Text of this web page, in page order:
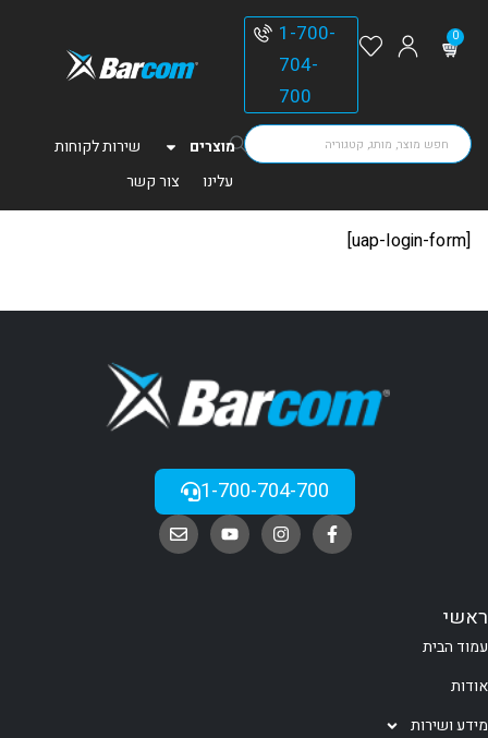
0
1-700-
704-
700
מוצרים
שירות לקוחות
עלינו
צור קשר
[uap-login-form]
1-700-704-700
ראשי
עמוד הבית
אודות
מידע ושירות